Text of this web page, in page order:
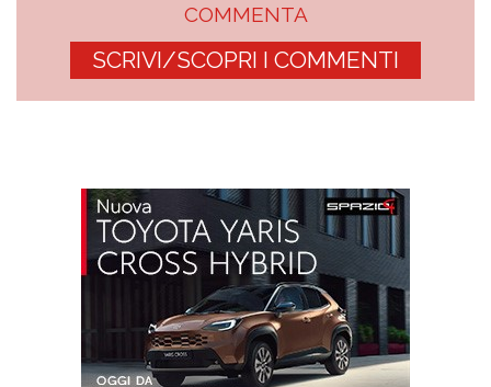
COMMENTA
SCRIVI/SCOPRI I COMMENTI